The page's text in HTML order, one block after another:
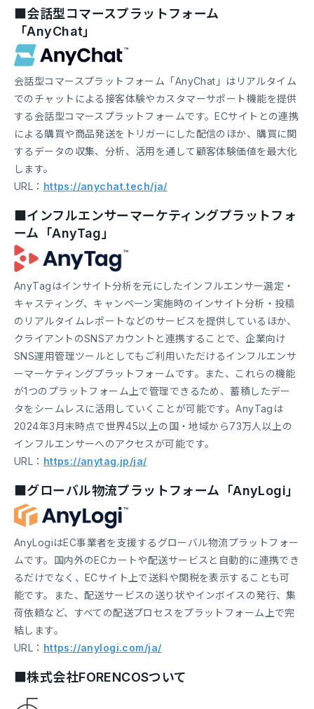
■会話型コマースプラットフォーム
「AnyChat」
会話型コマースプラットフォーム「AnyChat」はリアルタイム
でのチャットによる接客体験やカスタマーサポート機能を提供
する会話型コマースプラットフォームです。ECサイトとの連携
による購買や商品発送をトリガーにした配信のほか、購買に関
するデータの収集、分析、活用を通して顧客体験価値を最大化
します。
URL： https://anychat.tech/ja/
■インフルエンサーマーケティングプラットフォ
ーム「AnyTag」
AnyTagはインサイト分析を元にしたインフルエンサー選定・
キャスティング、キャンペーン実施時のインサイト分析・投稿
のリアルタイムレポートなどのサービスを提供しているほか、
クライアントのSNSアカウントと連携することで、企業向け
SNS運用管理ツールとしてもご利用いただけるインフルエンサ
ーマーケティングプラットフォームです。また、これらの機能
が1つのプラットフォーム上で管理できるため、蓄積したデー
タをシームレスに活用していくことが可能です。AnyTagは
2024年3月末時点で世界45以上の国・地域から73万人以上の
インフルエンサーへのアクセスが可能です。
URL： https://anytag.jp/ja/
■グローバル物流プラットフォーム「AnyLogi」
AnyLogiはEC事業者を支援するグローバル物流プラットフォー
ムです。国内外のECカートや配送サービスと自動的に連携でき
るだけでなく、ECサイト上で送料や関税を表示することも可
能です。また、配送サービスの送り状やインボイスの発行、集
荷依頼など、すべての配送プロセスをプラットフォーム上で完
結します。
URL： https://anylogi.com/ja/
■株式会社FORENCOSついて